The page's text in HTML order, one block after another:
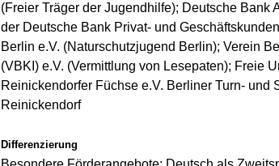
(Freier Träger der Jugendhilfe); Deutsche Bank
der Deutsche Bank Privat- und
Berlin e.V. (Naturschutzjugend Berlin); Verein
(VBKI) e.V. (Vermittlung von Lesepaten); Freie
Reinickendorfer Füchse e.V. Berliner Turn- und
Reinickendorf
Differenzierung